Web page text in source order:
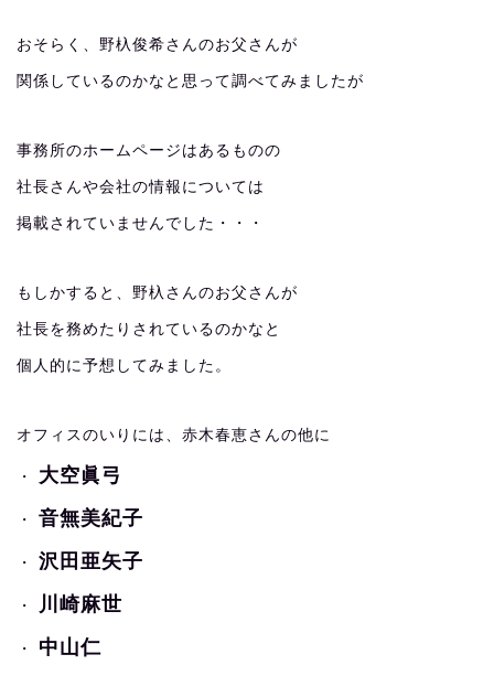
おそらく、野杁俊希さんのお父さんが
関係しているのかなと思って調べてみましたが
事務所のホームページはあるものの
社長さんや会社の情報については
掲載されていませんでした・・・
もしかすると、野杁さんのお父さんが
社長を務めたりされているのかなと
個人的に予想してみました。
オフィスのいりには、赤木春恵さんの他に
・ 大空眞弓
・ 音無美紀子
・ 沢田亜矢子
・ 川崎麻世
・ 中山仁